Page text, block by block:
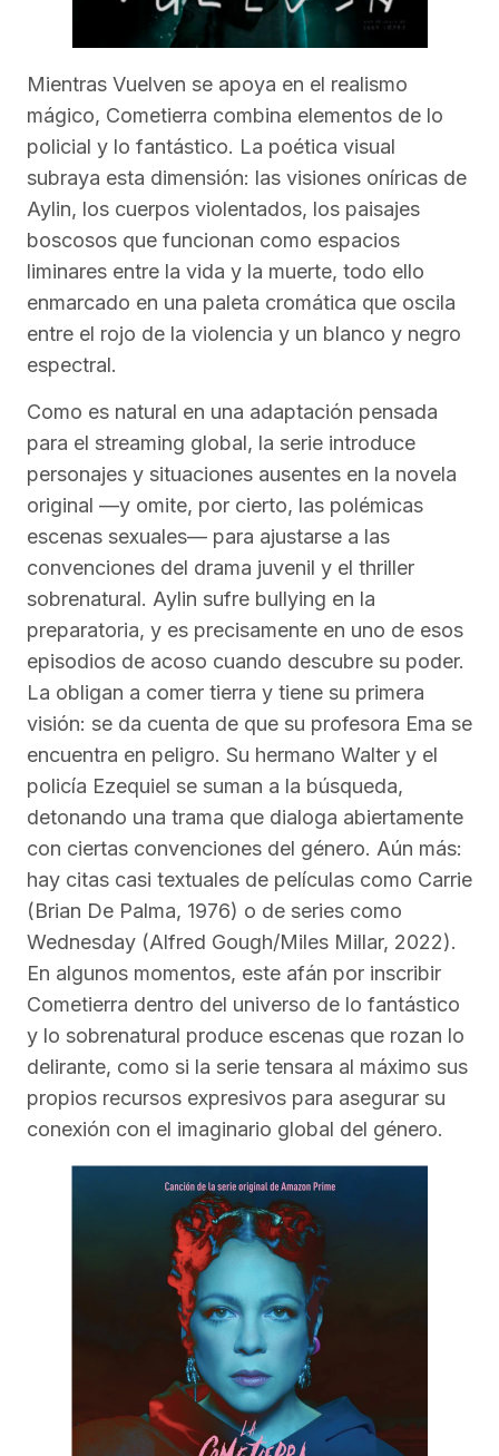
Mientras Vuelven se apoya en el realismo
mágico, Cometierra combina elementos de lo
policial y lo fantástico. La poética visual
subraya esta dimensión: las visiones oníricas de
Aylin, los cuerpos violentados, los paisajes
boscosos que funcionan como espacios
liminares entre la vida y la muerte, todo ello
enmarcado en una paleta cromática que oscila
entre el rojo de la violencia y un blanco y negro
espectral.
Como es natural en una adaptación pensada
para el streaming global, la serie introduce
personajes y situaciones ausentes en la novela
original —y omite, por cierto, las polémicas
escenas sexuales— para ajustarse a las
convenciones del drama juvenil y el thriller
sobrenatural. Aylin sufre bullying en la
preparatoria, y es precisamente en uno de esos
episodios de acoso cuando descubre su poder.
La obligan a comer tierra y tiene su primera
visión: se da cuenta de que su profesora Ema se
encuentra en peligro. Su hermano Walter y el
policía Ezequiel se suman a la búsqueda,
detonando una trama que dialoga abiertamente
con ciertas convenciones del género. Aún más:
hay citas casi textuales de películas como Carrie
(Brian De Palma, 1976) o de series como
Wednesday (Alfred Gough/Miles Millar, 2022).
En algunos momentos, este afán por inscribir
Cometierra dentro del universo de lo fantástico
y lo sobrenatural produce escenas que rozan lo
delirante, como si la serie tensara al máximo sus
propios recursos expresivos para asegurar su
conexión con el imaginario global del género.